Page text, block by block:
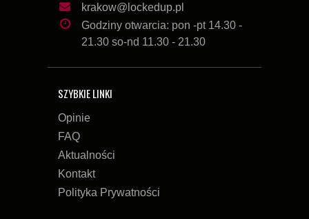
krakow@lockedup.pl
Godziny otwarcia: pon -pt 14.30 -
21.30 so-nd 11.30 - 21.30
SZYBKIE LINKI
Opinie
FAQ
Aktualności
Kontakt
Polityka Prywatności